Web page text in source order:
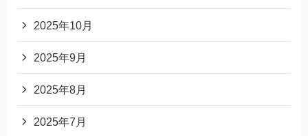
2025年10月
2025年9月
2025年8月
2025年7月